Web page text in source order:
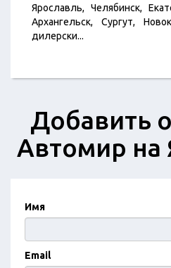
Ярославль, Челябинск,
Архангельск, Сургут,
дилерски...
Добавить
Автомир на
Имя
Email